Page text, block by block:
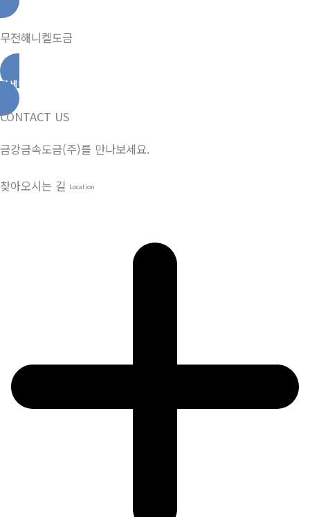
무전해니켈도금
자세히보기
CONTACT US
금강금속도금(주)를 만나보세요.
찾아오시는 길 Location